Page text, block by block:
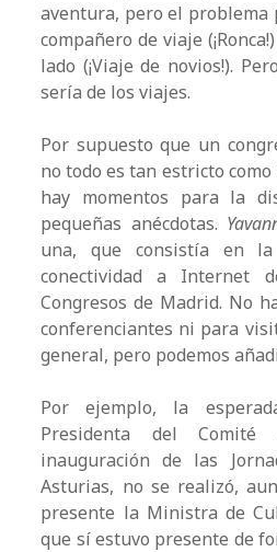
aventura, pero el problema
compañero de viaje
lado (¡Viaje de novios!).
sería de los viajes.
Por supuesto que un
no todo es tan estricto
hay momentos para la
pequeñas anécdotas.
una, que consistía en
conectividad a Internet
Congresos de Madrid. No
conferenciantes ni para
general, pero podemos
Por ejemplo, la
Presidenta del
inauguración de las
Asturias, no se realizó,
presente la Ministra de
que sí estuvo presente de